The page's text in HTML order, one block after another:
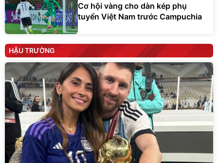
Cơ hội vàng cho dàn kép phụ
tuyển Việt Nam trước Campuchia
HẬU TRƯỜNG